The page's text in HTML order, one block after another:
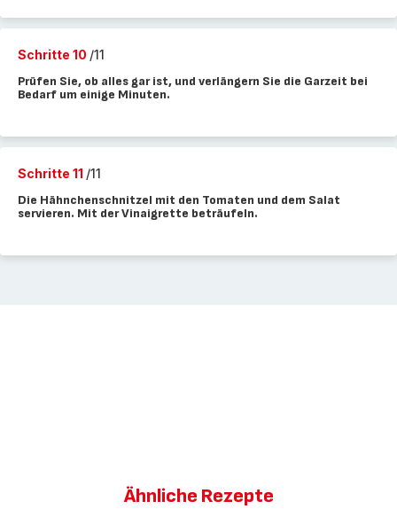
Schritte 10 /11
Prüfen Sie, ob alles gar ist, und verlängern Sie die Garzeit bei
Bedarf um einige Minuten.
Schritte 11 /11
Die Hähnchenschnitzel mit den Tomaten und dem Salat
servieren. Mit der Vinaigrette beträufeln.
Ähnliche Rezepte